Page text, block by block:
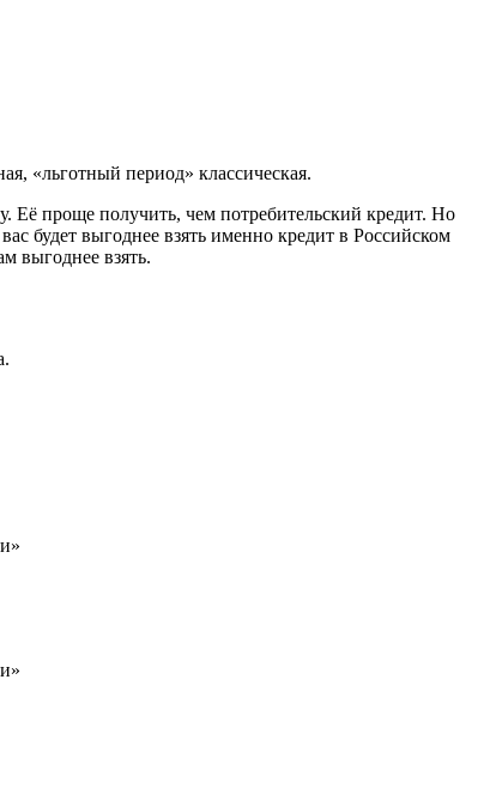
«льготный период» классическая.
Её проще получить, чем потребительский кредит. Но
будет выгоднее взять именно кредит в Российском
выгоднее взять.